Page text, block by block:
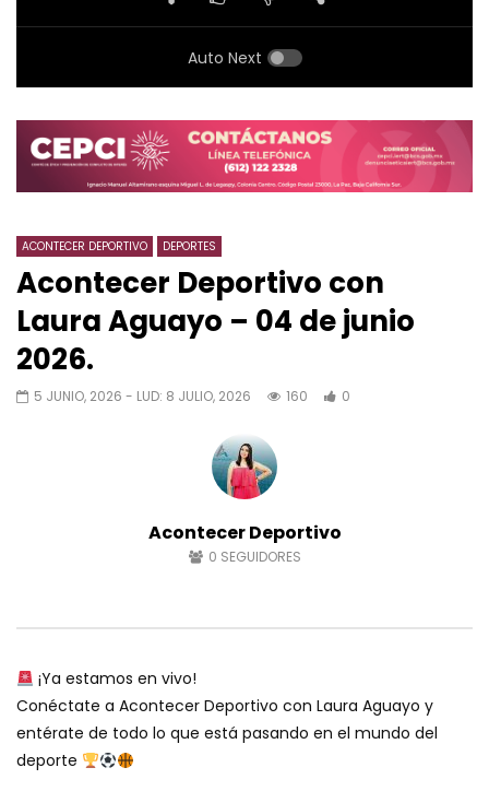
Auto Next
ACONTECER DEPORTIVO DEPORTES
Acontecer Deportivo con
Laura Aguayo – 04 de junio
2026.
5 JUNIO, 2026 - LUD: 8 JULIO, 2026 160 0
Acontecer Deportivo
0 SEGUIDORES
¡Ya estamos en vivo!
Conéctate a Acontecer Deportivo con Laura Aguayo y
entérate de todo lo que está pasando en el mundo del
deporte